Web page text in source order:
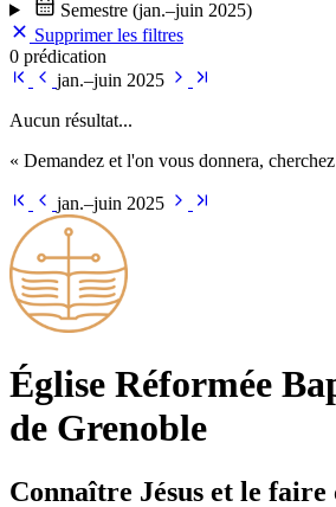
Semestre (jan.–juin 2025)
Supprimer les filtres
0 prédication
jan.–juin 2025
Aucun résultat...
« Demandez et l'on vous donnera,
jan.–juin 2025
Église Ré­for­mée
de Grenoble
Connaître Jésus et le